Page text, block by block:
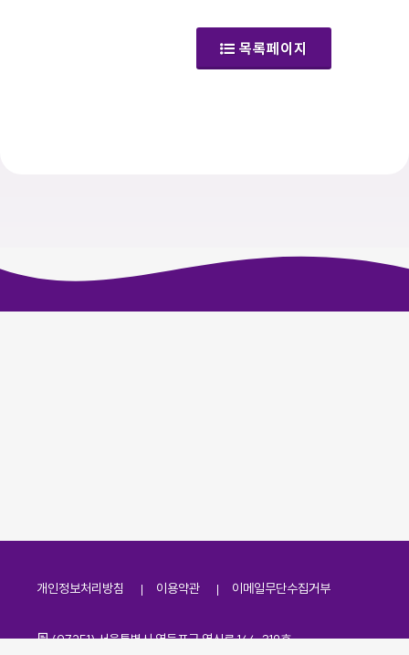
목록페이지
개인정보처리방침 이용약관 이메일무단수집거부
주소
(07251) 서울특별시 영등포구 영신로 166, 319호